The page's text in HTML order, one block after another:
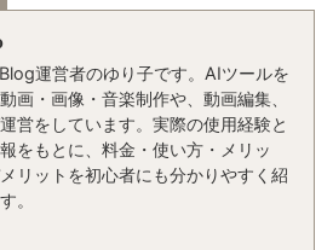
運営者のゆり子です。AIツールを
画・画像・音楽制作や、動画編集、
営をしています。実際の使用経験と
をもとに、料金・使い方・メリッ
メリットを初心者にも分かりやすく紹
。